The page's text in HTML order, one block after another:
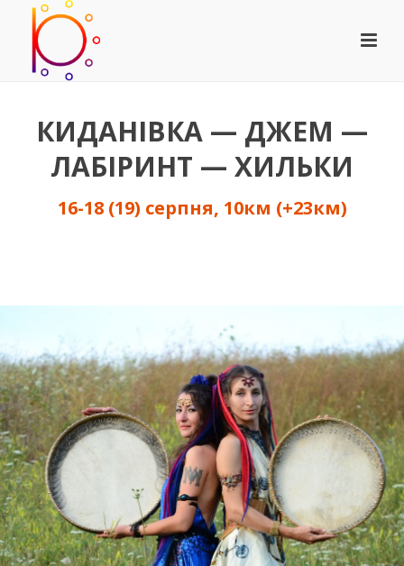
КИДАНІВКА — ДЖЕМ —
ЛАБІРИНТ — ХИЛЬКИ
16-18 (19) серпня, 10км (+23км)